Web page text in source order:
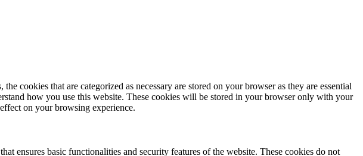
cookies that are categorized as necessary are stored on your browser as they are essential
how you use this website. These cookies will be stored in your browser only with your
on your browsing experience.
ensures basic functionalities and security features of the website. These cookies do not